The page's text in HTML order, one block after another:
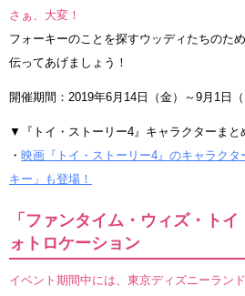
さぁ、大変！
フォーキーのことを探すウッディたちのた
伝ってあげましょう！
開催期間：2019年6月14日（金）～9月1日（
▼『トイ・ストーリー4』キャラクターまと
・ 映画『トイ・ストーリー4』のキャラク
キー」も登場！
「ファンタイム・ウィズ・ト
ォトロケーション
イベント期間中には、東京ディズニーラン